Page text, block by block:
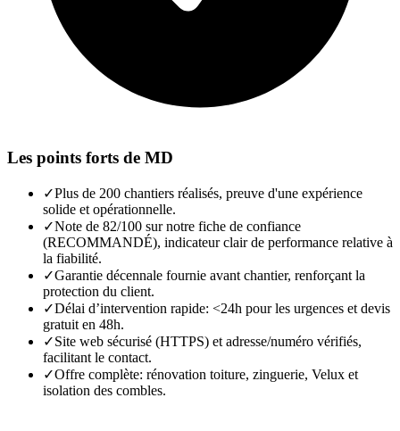
Les points forts de MD
✓Plus de 200 chantiers réalisés, preuve d'une expérience
solide et opérationnelle.
✓Note de 82/100 sur notre fiche de confiance
(RECOMMANDÉ), indicateur clair de performance relative à
la fiabilité.
✓Garantie décennale fournie avant chantier, renforçant la
protection du client.
✓Délai d’intervention rapide: <24h pour les urgences et devis
gratuit en 48h.
✓Site web sécurisé (HTTPS) et adresse/numéro vérifiés,
facilitant le contact.
✓Offre complète: rénovation toiture, zinguerie, Velux et
isolation des combles.